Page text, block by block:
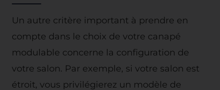
Un autre critère important à prendre en
compte dans le choix de votre canapé
modulable concerne la configuration de
votre salon. Par exemple, si votre salon est
étroit, vous privilégierez un modèle de